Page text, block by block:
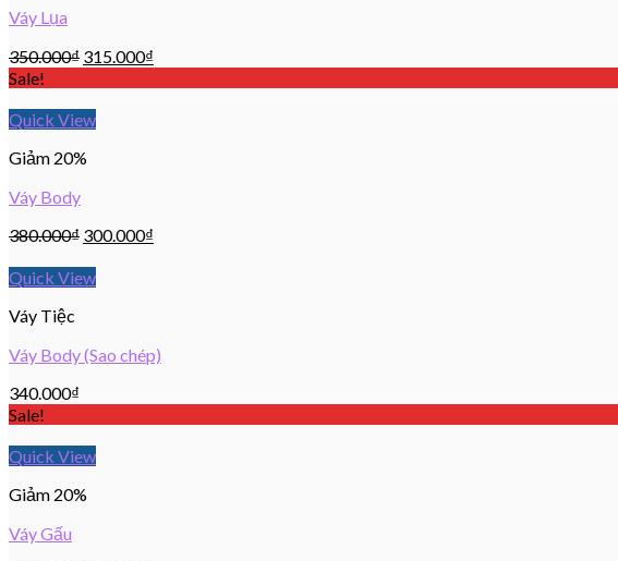
Váy Lụa
350.000₫ 315.000₫
Sale!
Quick View
Giảm 20%
Váy Body
380.000₫ 300.000₫
Quick View
Váy Tiệc
Váy Body (Sao chép)
340.000₫
Sale!
Quick View
Giảm 20%
Váy Gấu